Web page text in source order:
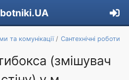
та комунікації Сантехнічні роботи
(змішувач